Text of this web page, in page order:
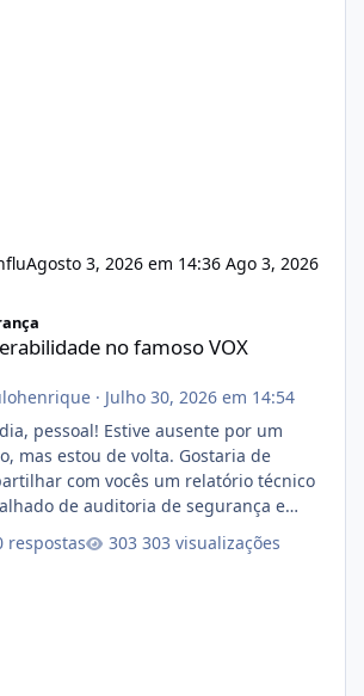
Agosto 3, 2026 em 14:36 Ago 3, 2026
VOX
no famoso VOX
· Julho 30, 2026 em 14:54
pessoal! Estive ausente por um
mas estou de volta. Gostaria de
com vocês um relatório técnico
de auditoria de segurança e
referente ao VOXPANEL (versão
em circulação e comercialização
respostas 303 visualizações